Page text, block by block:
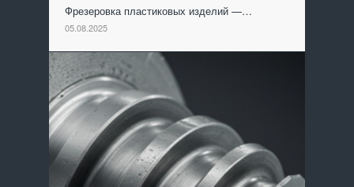
Фрезеровка пластиковых изделий —…
05.08.2025